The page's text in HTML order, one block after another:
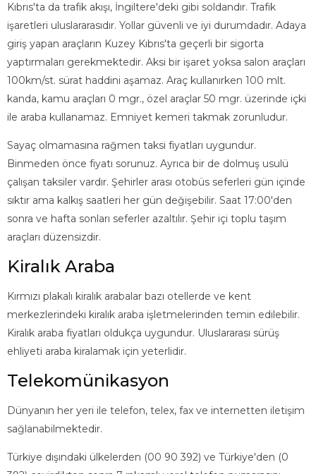
Kıbrıs'ta da trafik akışı, İngiltere'deki gibi soldandır. Trafik
işaretleri uluslararasıdır. Yollar güvenli ve iyi durumdadır. Adaya
giriş yapan araçların Kuzey Kıbrıs'ta geçerli bir sigorta
yaptırmaları gerekmektedir. Aksi bir işaret yoksa salon araçları
100km/st. sürat haddini aşamaz. Araç kullanırken 100 mlt.
kanda, kamu araçları 0 mgr., özel araçlar 50 mgr. üzerinde içki
ile araba kullanamaz. Emniyet kemeri takmak zorunludur.
Sayaç olmamasına rağmen taksi fiyatları uygundur.
Binmeden önce fiyatı sorunuz. Ayrıca bir de dolmuş usulü
çalışan taksiler vardır. Şehirler arası otobüs seferleri gün içinde
sıktır ama kalkış saatleri her gün değişebilir. Saat 17:00'den
sonra ve hafta sonları seferler azaltılır. Şehir içi toplu taşım
araçları düzensizdir.
Kiralık Araba
Kırmızı plakalı kiralık arabalar bazı otellerde ve kent
merkezlerindeki kiralık araba işletmelerinden temin edilebilir.
Kiralık araba fiyatları oldukça uygundur. Uluslararası sürüş
ehliyeti araba kiralamak için yeterlidir.
Telekomünikasyon
Dünyanın her yeri ile telefon, telex, fax ve internetten iletişim
sağlanabilmektedir.
Türkiye dışındaki ülkelerden (00 90 392) ve Türkiye'den (0